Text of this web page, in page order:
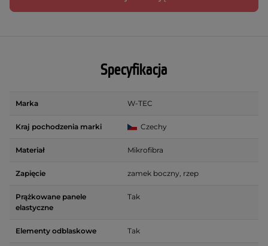
Specyfikacja
Marka W-TEC
Kraj pochodzenia marki Czechy
Materiał Mikrofibra
Zapięcie zamek boczny, rzep
Prążkowane panele
elastyczne
Tak
Elementy odblaskowe Tak